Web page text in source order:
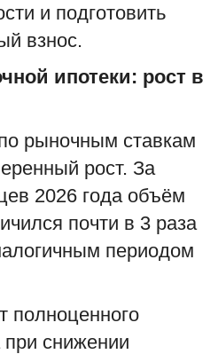
и подготовить
взнос.
ипотеки: рост в
рыночным ставкам
рост. За
2026 года объём
почти в 3 раза
периодом
полноценного
снижении